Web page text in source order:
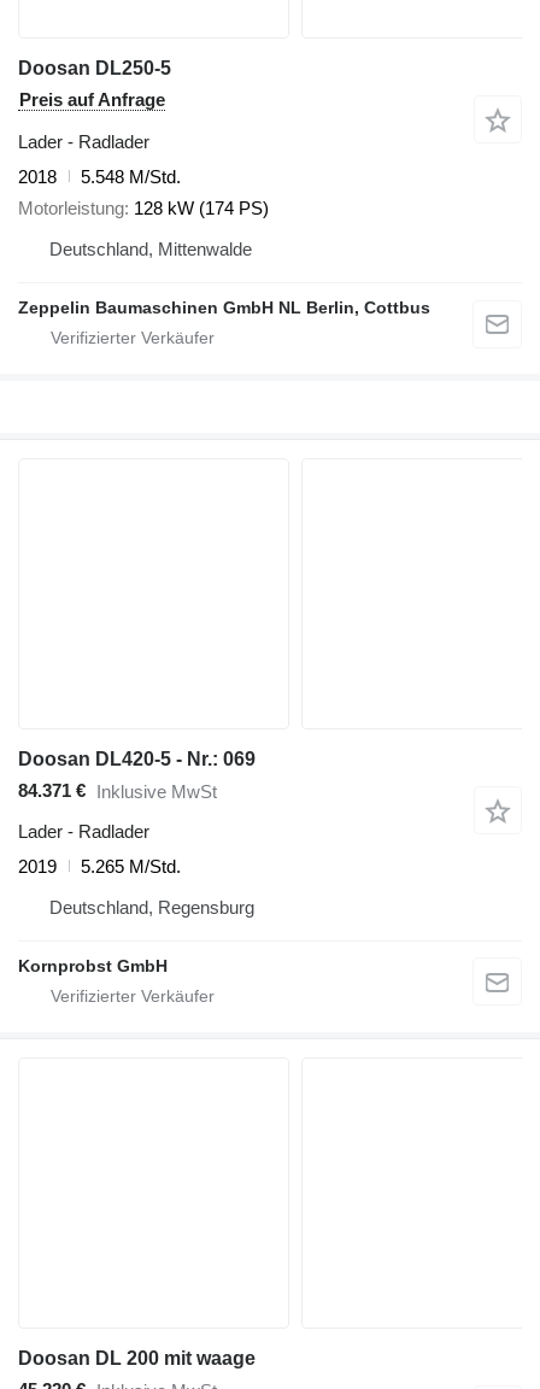
Doosan DL250-5
Preis auf Anfrage
Lader - Radlader
2018
5.548 M/Std.
Motorleistung 128 kW (174 PS)
Deutschland, Mittenwalde
Zeppelin Baumaschinen GmbH NL Berlin, Cottbus
Doosan DL420-5 - Nr.: 069
84.371 € Inklusive MwSt
Lader - Radlader
2019
5.265 M/Std.
Deutschland, Regensburg
Kornprobst GmbH
Doosan DL 200 mit waage